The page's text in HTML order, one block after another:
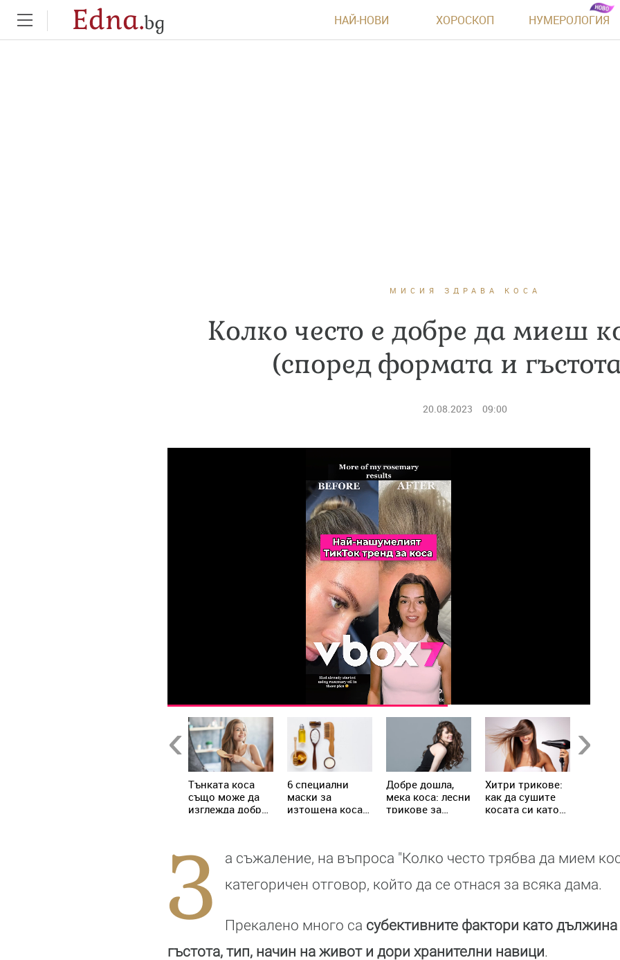
Edna.bg НАЙ-НОВИ ХОРОСКОП НУМЕРОЛОГИЯ
МИСИЯ ЗДРАВА КОСА
Колко често е добре да миеш
(според формата и
20.08.2023 09:00
Previous
Тънката коса
също може да
изглежда добре
6 специални
маски за
изтощена коса
Добре дошла,
мека коса: лесни
трикове за
Хитри трикове:
как да сушите
косата си като
З
а съжаление, на въпроса "Колко често трябва да мием
категоричен отговор, който да се отнася за всяка дама.
Прекалено много са субективните фактори като
гъстота, тип, начин на живот и дори хранителни навици.